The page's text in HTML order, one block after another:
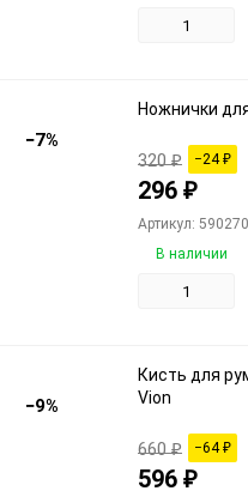
−7%
Ножнички
320₽ −24₽
296 ₽
Артикул:
В наличии
−9%
Кисть для
Vion
660₽ −64₽
596 ₽